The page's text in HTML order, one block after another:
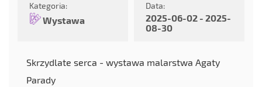
Kategoria:
Wystawa
Data:
2025-06-02 - 2025-
08-30
Skrzydlate serca - wystawa malarstwa Agaty
Parady